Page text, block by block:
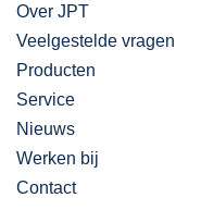
Over JPT
Veelgestelde vragen
Producten
Service
Nieuws
Werken bij
Contact